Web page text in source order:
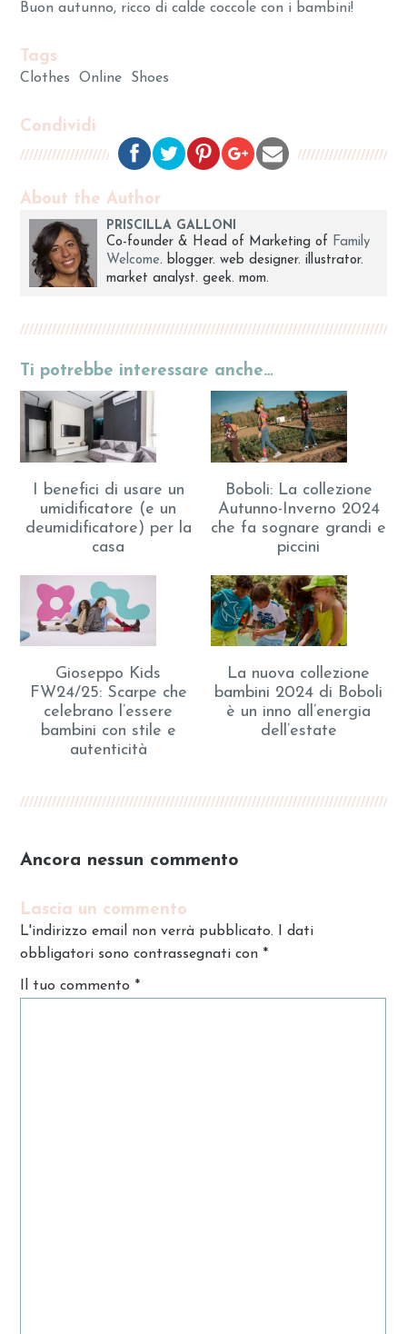
Buon autunno, ricco di calde coccole con i bambini!
Tags
Clothes Online Shoes
Condividi
About the Author
PRISCILLA GALLONI
Co-founder & Head of Marketing of Family
Welcome. blogger. web designer. illustrator.
market analyst. geek. mom.
Ti potrebbe interessare anche…
I benefici di usare un
umidificatore (e un
deumidificatore) per la
casa
Boboli: La collezione
Autunno-Inverno 2024
che fa sognare grandi e
piccini
Gioseppo Kids
FW24/25: Scarpe che
celebrano l’essere
bambini con stile e
autenticità
La nuova collezione
bambini 2024 di Boboli
è un inno all’energia
dell’estate
Ancora nessun commento
Lascia un commento
L'indirizzo email non verrà pubblicato. I dati
obbligatori sono contrassegnati con *
Il tuo commento *